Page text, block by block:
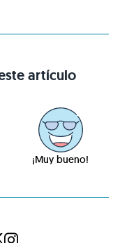
artículo
¡Muy bueno!